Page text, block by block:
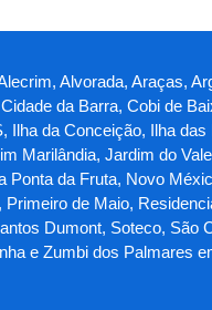
Alvorada, Araças,
da Barra, Cobi de
da Conceição, Ilha
Jardim do
da Fruta, Novo
de Maio,
Dumont, Soteco, São
e Zumbi dos Palmares